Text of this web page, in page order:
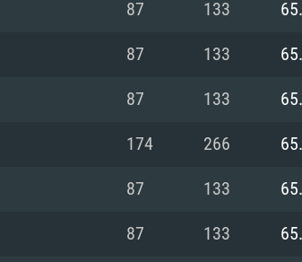
DE
87 133
87 133
87 133
174 266
87 133
87 133